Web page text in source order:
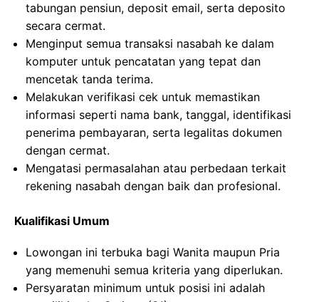
tabungan pensiun, deposit email, serta deposito
secara cermat.
Menginput semua transaksi nasabah ke dalam
komputer untuk pencatatan yang tepat dan
mencetak tanda terima.
Melakukan verifikasi cek untuk memastikan
informasi seperti nama bank, tanggal, identifikasi
penerima pembayaran, serta legalitas dokumen
dengan cermat.
Mengatasi permasalahan atau perbedaan terkait
rekening nasabah dengan baik dan profesional.
Kualifikasi Umum
Lowongan ini terbuka bagi Wanita maupun Pria
yang memenuhi semua kriteria yang diperlukan.
Persyaratan minimum untuk posisi ini adalah